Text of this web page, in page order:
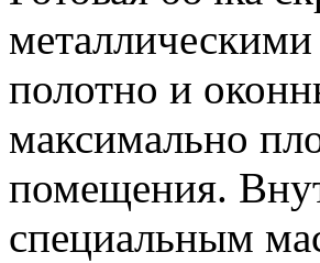
полотно и
максимально
помещения.
специальным